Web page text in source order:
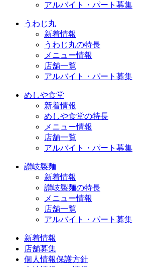
アルバイト・パート募集
うわじ丸
新着情報
うわじ丸の特長
メニュー情報
店舗一覧
アルバイト・パート募集
めしや食堂
新着情報
めしや食堂の特長
メニュー情報
店舗一覧
アルバイト・パート募集
讃岐製麺
新着情報
讃岐製麺の特長
メニュー情報
店舗一覧
アルバイト・パート募集
新着情報
店舗募集
個人情報保護方針